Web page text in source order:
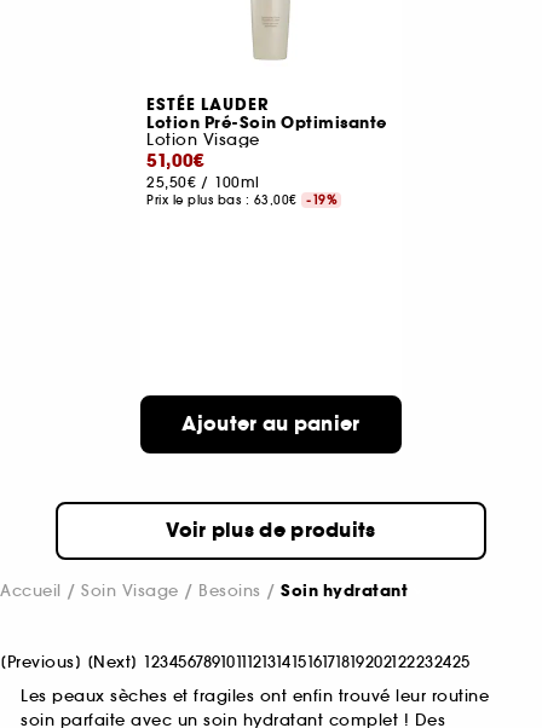
ESTÉE LAUDER
Lotion Pré-Soin Optimisante
Lotion Visage
51,00€
25,50€ / 100ml
Prix le plus bas : 63,00€ -19%
Ajouter au panier
Voir plus de produits
Accueil Soin Visage Besoins Soin hydratant
[Previous] [Next] 12345678910111213141516171819202122232425
Les peaux sèches et fragiles ont enfin trouvé leur routine
soin parfaite avec un soin hydratant complet ! Des